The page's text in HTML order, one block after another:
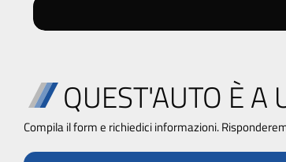
QUEST'AUTO È A
Compila il form e richiedici informazioni.